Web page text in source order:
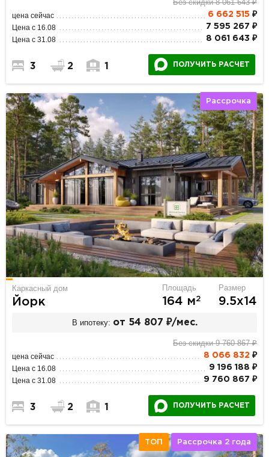
Без скидки 8 061 643 ₽
цена сейчас 6 662 515 ₽
Цена с 16.08 7 595 267 ₽
Цена с 31.08 8 061 643 ₽
3 2 1 ПОЛУЧИТЬ РАСЧЕТ
Рассрочка
Каркасный дом
Йорк
Площадь
164 м2
Размер
9.5х14
В ипотеку: от 54 807 ₽/мес.
Без скидки 9 760 867 ₽
цена сейчас 8 066 832 ₽
Цена с 16.08 9 196 188 ₽
Цена с 31.08 9 760 867 ₽
3 2 1 ПОЛУЧИТЬ РАСЧЕТ
ТОП Рассрочка 2 года